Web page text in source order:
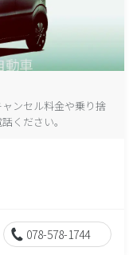
ンセル料金や乗り捨
ください。
078-578-1744